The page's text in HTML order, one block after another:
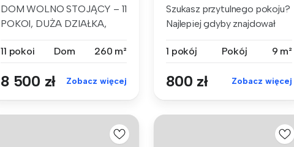
DOM WOLNO STOJĄCY – 11
POKOI, DUŻA DZIAŁKA,
11 pokoi
Dom 260 m²
8 500 zł Zobacz więcej
Szukasz przytulnego pokoju?
Najlepiej gdyby znajdował
1 pokój
Pokój 9 m²
800 zł Zobacz więcej